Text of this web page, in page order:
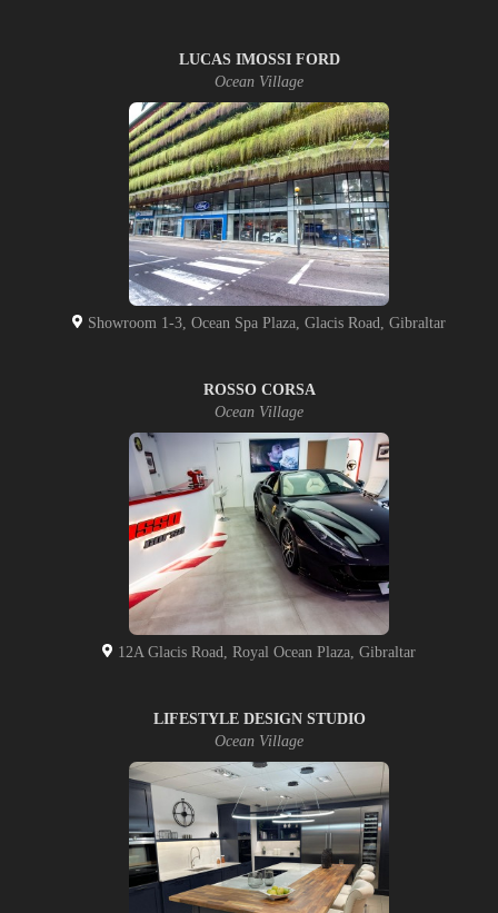
LUCAS IMOSSI FORD
Ocean Village
Showroom 1-3, Ocean Spa Plaza, Glacis Road, Gibraltar
ROSSO CORSA
Ocean Village
12A Glacis Road, Royal Ocean Plaza, Gibraltar
LIFESTYLE DESIGN STUDIO
Ocean Village